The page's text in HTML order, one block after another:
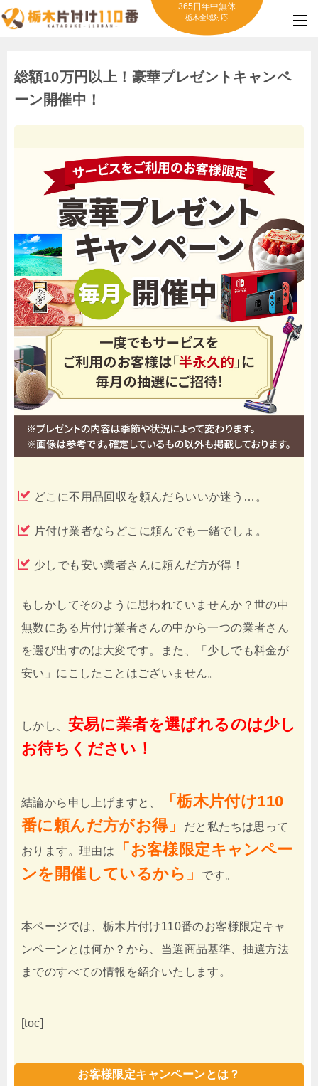
365日年中無休
栃木全域対応
総額10万円以上！豪華プレゼントキャンペ
ーン開催中！
どこに不用品回収を頼んだらいいか迷う…。
片付け業者ならどこに頼んでも一緒でしょ。
少しでも安い業者さんに頼んだ方が得！
もしかしてそのように思われていませんか？世の中
無数にある片付け業者さんの中から一つの業者さん
を選び出すのは大変です。また、「少しでも料金が
安い」にこしたことはございません。
しかし、 安易に業者を選ばれるのは少し
お待ちください！
結論から申し上げますと、
「栃木片付け110
番に頼んだ方がお得」
だと私たちは思って
おります。理由は
「お客様限定キャンペー
ンを開催しているから」
です。
本ページでは、栃木片付け110番のお客様限定キャ
ンペーンとは何か？から、当選商品基準、抽選方法
までのすべての情報を紹介いたします。
[toc]
お客様限定キャンペーンとは？